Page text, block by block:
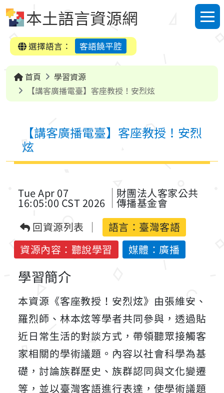
本土語言資源網
選單
選擇語言：
客語饒平腔
首頁
學習資源
【講客廣播電臺】客座教授！安烈炫
【講客廣播電臺】客座教授！安烈
炫
Tue Apr 07
16:05:00 CST 2026
財團法人客家公共
傳播基金會
回資源列表
語言： 臺灣客語
資源內容：聽說學習
媒體：廣播
學習簡介
本資源《客座教授！安烈炫》由張維安 、
羅烈師 、 林本炫等學者共同參與，透過貼
近日常生活的對談方式，帶領聽眾接觸客
家相關的學術議題。內容以社會科學為基
礎，討論族群歷史、族群認同與文化變遷
等，並以臺灣客語進行表達，使學術議題